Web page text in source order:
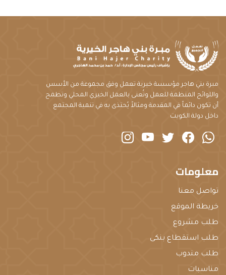
مبرة بني هاجر مؤسسة خيرية تعمل وفق مجموعة من الأسس
واللوائح المنظمة للعمل وتُعنى بالعمل الخيري المحلي وتطمح
أن تكون دائماً في المقدمة ومثالاً يُحتذى به في تنمية المجتمع
داخل دولة الكويت
Whatsapp
Facebook
twitter
youtube
instagram
معلومات
تواصل معنا
خريطة الموقع
طلب مشروع
طلب استقطاع بنكى
طلب مندوب
مناسبات